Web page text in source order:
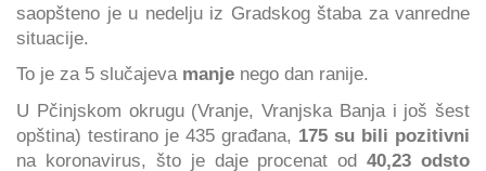
saopšteno je u nedelju iz Gradskog štaba za vanredne
situacije.
To je za 5 slučajeva manje nego dan ranije.
U Pčinjskom okrugu (Vranje, Vranjska Banja i još šest
opština) testirano je 435 građana, 175 su bili pozitivni
na koronavirus, što je daje procenat od40,23 odsto